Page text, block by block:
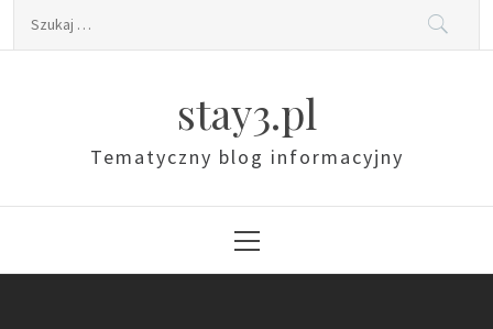
Szukaj:
stay3.pl
Tematyczny blog informacyjny
Menu